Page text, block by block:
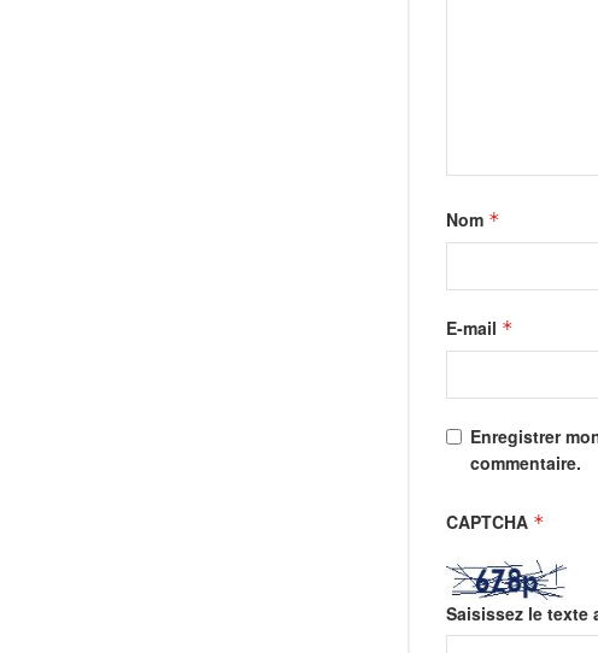
Nom *
E-mail *
Enregistrer
commentaire.
CAPTCHA *
Saisissez le texte